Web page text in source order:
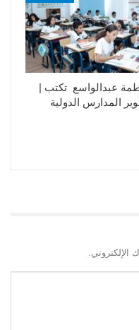
عبدالواسع تكتب |
المدارس الدولية